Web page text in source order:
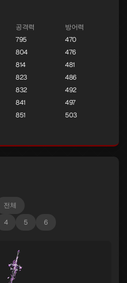
공격력
방어력
795
470
804
476
814
481
823
486
832
492
841
497
851 503
전체
4 5 6